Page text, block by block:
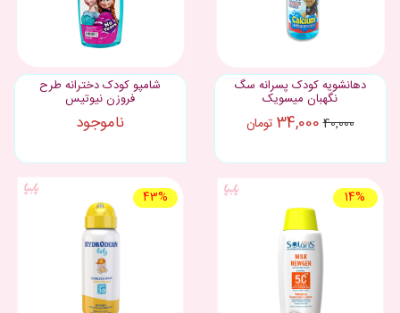
دهانشویه کودک پسرانه سگ
نگهبان میسویک
40,000
34,000 تومان
شامپو کودک دخترانه طرح
فروزن نیوتیس
ناموجود
14%
43%